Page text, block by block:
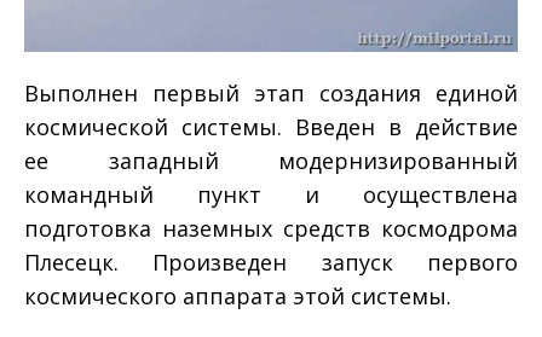
Выполнен первый этап создания единой
космической системы. Введен в действие
ее западный модернизированный
командный пункт и осуществлена
подготовка наземных средств космодрома
Плесецк. Произведен запуск первого
космического аппарата этой системы.